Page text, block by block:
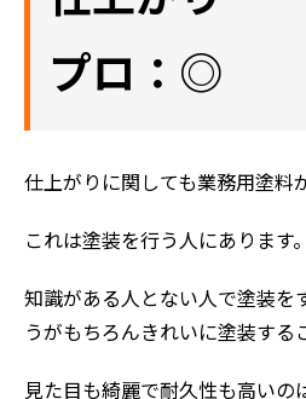
プロ：◎
仕上がりに関しても業務用塗料
これは塗装を行う人にあります。
知識がある人とない人で塗装を
うがもちろんきれいに塗装する
見た目も綺麗で耐久性も高いの